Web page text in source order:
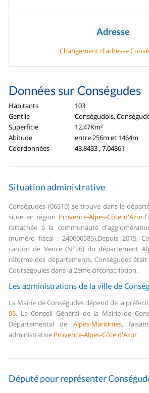
Adresse
Changement d'adresse
Données sur Conségudes
Habitants
103
Gentile
Conségudois,
Superficie
12.47Km²
Altitude
entre 256m et 1464m
Coordonnées
43.8433 , 7.04861
Situation administrative
Conségudes (06510) se trouve dans le
situé en région Provence-Alpes-Côte d'Azur.
rattachée à la communauté
(numéro fiscal : 240600585).Depuis 2015,
canton de Vence (N°26) du département
réforme des départements, Conségudes
Coursegoules dans la 2ème circonscription.
Les administrations de la ville de
La Mairie de Conségudes dépend de la
06. Le Conseil Général de la Mairie de
Départemental de Alpes-Maritimes,
administrative Provence-Alpes-Côte d'Azur
Député pour représenter